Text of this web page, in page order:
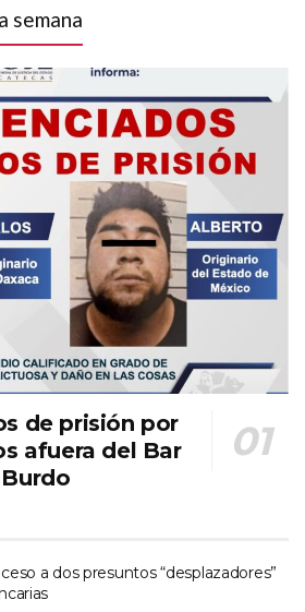
semana
de prisión por
afuera del Bar
a dos presuntos “desplazadores”